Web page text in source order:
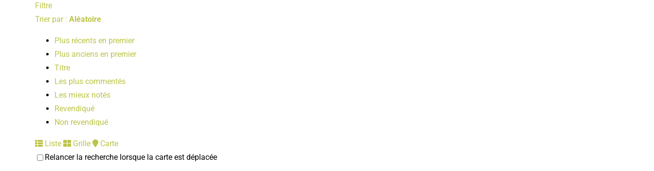
Filtre
Trier par : Aléatoire
Plus récents en premier
Plus anciens en premier
Titre
Les plus commentés
Les mieux notés
Revendiqué
Non revendiqué
Liste Grille
Carte
Relancer la recherche lorsque la carte est déplacée